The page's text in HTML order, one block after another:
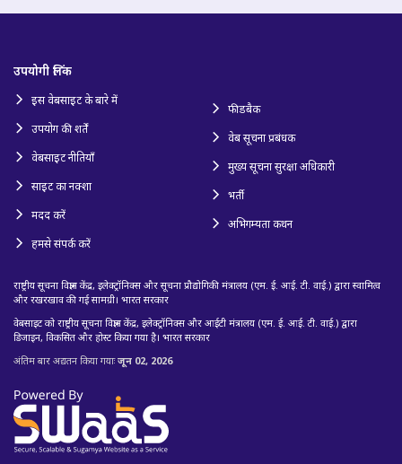
उपयोगी लिंक
इस वेबसाइट के बारे में
उपयोग की शर्तें
वेबसाइट नीतियाँ
साइट का नक्शा
मदद करें
हमसे संपर्क करें
फीडबैक
वेब सूचना प्रबंधक
मुख्य सूचना सुरक्षा अधिकारी
भर्ती
अभिगम्यता कथन
राष्ट्रीय सूचना विज्ञान केंद्र, इलेक्ट्रॉनिक्स और सूचना प्रौद्योगिकी मंत्रालय (एम. ई. आई. टी. वाई.) द्वारा स्वामित्व
और रखरखाव की गई सामग्री। भारत सरकार
वेबसाइट को राष्ट्रीय सूचना विज्ञान केंद्र, इलेक्ट्रॉनिक्स और आईटी मंत्रालय (एम. ई. आई. टी. वाई.) द्वारा
डिजाइन, विकसित और होस्ट किया गया है। भारत सरकार
अंतिम बार अद्यतन किया गयाःजून 02, 2026